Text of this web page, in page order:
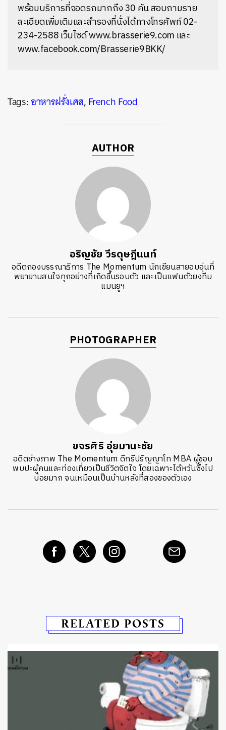
พร้อมบริการที่จอดรถมากถึง 30 คัน สอบถามราย
ละเอียดเพิ่มเติมและสำรองที่นั่งได้ทางโทรศัพท์ 02-
234-2588 เว็บไซด์ www.brasserie9.com และ
www.facebook.com/Brasserie9BKK/
Tags:อาหารฝรั่งเศส,French Food
AUTHOR
อริญชัย วีรดุษฎีนนท์
อดีตกองบรรณาธิการ The Momentum นักเขียนสายอบอุ่นที่
พยายามสนใจทุกอย่างที่เกิดขึ้นรอบตัว และเป็นแฟนตัวยงทีม
แมนยูฯ
PHOTOGRAPHER
ขจรศิริ อุ่ยมานะชัย
อดีตช่างภาพ The Momentum ดีกรีปริญญาโท MBA ผู้ชอบ
พบปะผู้คนและท่องเที่ยวเป็นชีวิตจิตใจ โดยเฉพาะไต้หวันซึ่งไป
บ่อยมาก จนเหมือนเป็นบ้านหลังที่สองของตัวเอง
RELATED POSTS